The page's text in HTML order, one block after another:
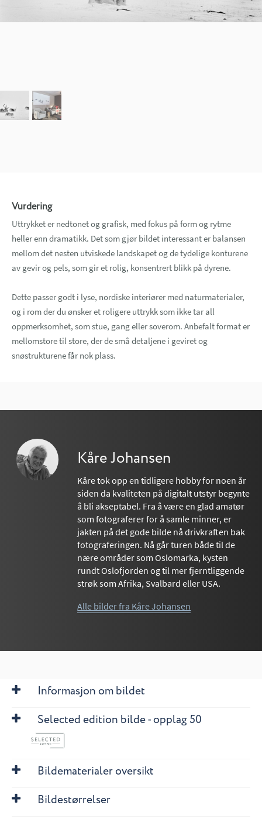
Vurdering
Uttrykket er nedtonet og grafisk, med fokus på form og rytme
heller enn dramatikk. Det som gjør bildet interessant er balansen
mellom det nesten utviskede landskapet og de tydelige konturene
av gevir og pels, som gir et rolig, konsentrert blikk på dyrene.
Dette passer godt i lyse, nordiske interiører med naturmaterialer,
og i rom der du ønsker et roligere uttrykk som ikke tar all
oppmerksomhet, som stue, gang eller soverom. Anbefalt format er
mellomstore til store, der de små detaljene i geviret og
snøstrukturene får nok plass.
Kåre Johansen
Kåre tok opp en tidligere hobby for noen år
siden da kvaliteten på digitalt utstyr begynte
å bli akseptabel. Fra å være en glad amatør
som fotograferer for å samle minner, er
jakten på det gode bilde nå drivkraften bak
fotograferingen. Nå går turen både til de
nære områder som Oslomarka, kysten
rundt Oslofjorden og til mer fjerntliggende
strøk som Afrika, Svalbard eller USA.
Alle bilder fra Kåre Johansen
Informasjon om bildet
Selected edition bilde - opplag 50
Bildematerialer oversikt
Bildestørrelser